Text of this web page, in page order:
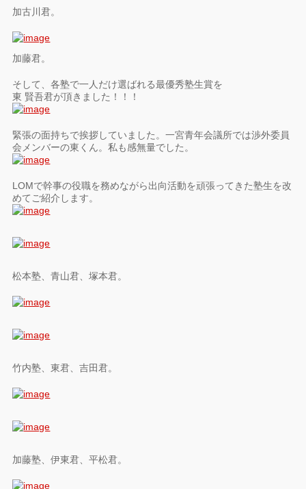
加古川君。
加藤君。
そして、各塾で一人だけ選ばれる最優秀塾生賞を
東 賢吾君が頂きました！！！
緊張の面持ちで挨拶していました。一宮青年会議所では渉外委員
会メンバーの東くん。私も感無量でした。
LOMで幹事の役職を務めながら出向活動を頑張ってきた塾生を改
めてご紹介します。
松本塾、青山君、塚本君。
竹内塾、東君、吉田君。
加藤塾、伊東君、平松君。